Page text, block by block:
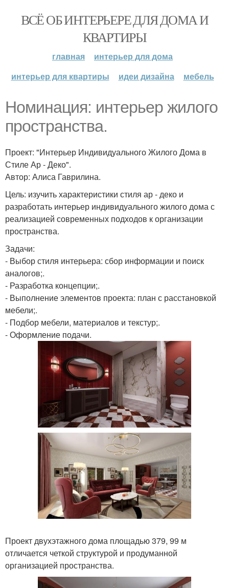
ВСЁ ОБ ИНТЕРЬЕРЕ ДЛЯ ДОМА И
КВАРТИРЫ
главная
интерьер для дома
интерьер для квартиры
идеи дизайна мебель
Номинация: интерьер жилого
пространства.
Проект: "Интерьер Индивидуального Жилого Дома в
Стиле Ар - Деко".
Автор: Алиса Гаврилина.
Цель: изучить характеристики стиля ар - деко и
разработать интерьер индивидуального жилого дома с
реализацией современных подходов к организации
пространства.
Задачи:
- Выбор стиля интерьера: сбор информации и поиск
аналогов;.
- Разработка концепции;.
- Выполнение элементов проекта: план с расстановкой
мебели;.
- Подбор мебели, материалов и текстур;.
- Оформление подачи.
Проект двухэтажного дома площадью 379, 99 м
отличается четкой структурой и продуманной
организацией пространства.